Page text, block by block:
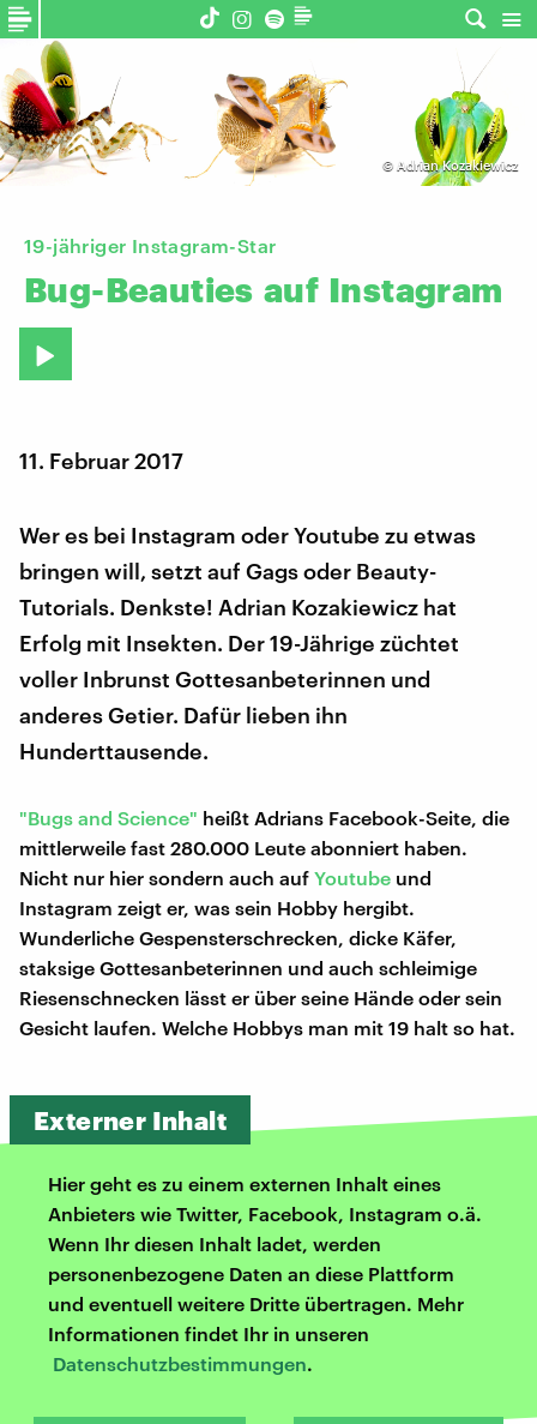
© Adrian Kozakiewicz
19-jähriger Instagram-Star
Bug-Beauties auf Instagram
11. Februar 2017
Wer es bei Instagram oder Youtube zu etwas
bringen will, setzt auf Gags oder Beauty-
Tutorials. Denkste! Adrian Kozakiewicz hat
Erfolg mit Insekten. Der 19-Jährige züchtet
voller Inbrunst Gottesanbeterinnen und
anderes Getier. Dafür lieben ihn
Hunderttausende.
"Bugs and Science" heißt Adrians Facebook-Seite, die
mittlerweile fast 280.000 Leute abonniert haben.
Nicht nur hier sondern auch auf Youtube und
Instagram zeigt er, was sein Hobby hergibt.
Wunderliche Gespensterschrecken, dicke Käfer,
staksige Gottesanbeterinnen und auch schleimige
Riesenschnecken lässt er über seine Hände oder sein
Gesicht laufen. Welche Hobbys man mit 19 halt so hat.
Externer Inhalt
Hier geht es zu einem externen Inhalt eines
Anbieters wie Twitter, Facebook, Instagram o.ä.
Wenn Ihr diesen Inhalt ladet, werden
personenbezogene Daten an diese Plattform
und eventuell weitere Dritte übertragen. Mehr
Informationen findet Ihr in unseren
Datenschutzbestimmungen.